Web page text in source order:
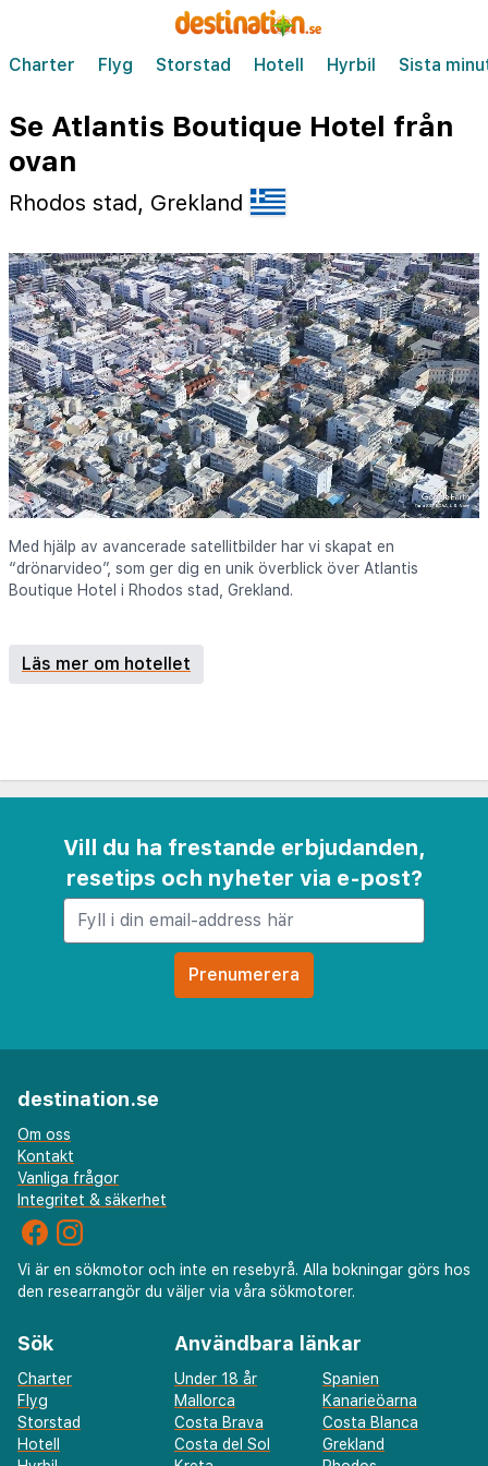
Charter Flyg Storstad Hotell Hyrbil Sista
Se Atlantis Boutique Hotel från
ovan
Rhodos stad, Grekland
Med hjälp av avancerade satellitbilder har vi skapat en
“drönarvideo”, som ger dig en unik överblick över Atlantis
Boutique Hotel i Rhodos stad, Grekland.
Läs mer om hotellet
Vill du ha frestande erbjudanden,
resetips och nyheter via e-post?
destination.se
Om oss
Kontakt
Vanliga frågor
Integritet & säkerhet
Vi är en sökmotor och inte en resebyrå. Alla bokningar görs hos
den researrangör du väljer via våra sökmotorer.
Sök
Charter
Flyg
Storstad
Hotell
Användbara länkar
Under 18 år
Spanien
Mallorca
Kanarieöarna
Costa Brava
Costa Blanca
Costa del Sol
Grekland